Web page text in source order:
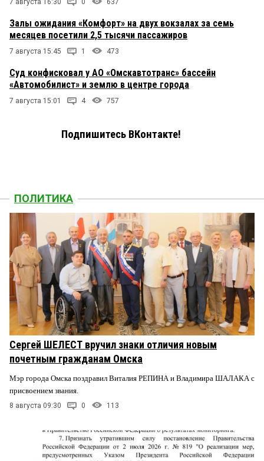
Залы ожидания «Комфорт» на двух вокзалах за семь
месяцев посетили 2,5 тысячи пассажиров
7 августа 15:45 1 473
Суд конфисковал у АО «Омскавтотранс» бассейн
«Автомобилист» и землю в центре города
7 августа 15:01 4 757
Подпишитесь ВКонтакте!
ПОЛИТИКА
Сергей ШЕЛЕСТ вручил знаки отличия новым
почетным гражданам Омска
Мэр города Омска поздравил Виталия РЕПИНА и Владимира ШАЛАКА с
присвоением звания.
8 августа 09:30 0 113